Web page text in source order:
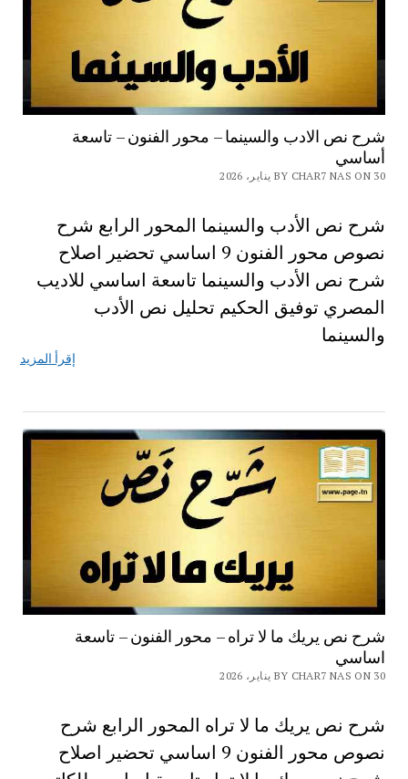
شرح نص الادب والسينما – محور الفنون – تاسعة
أساسي
BY CHAR7 NAS ON 30 يناير، 2026
شرح نص الأدب والسينما المحور الرابع شرح
نصوص محور الفنون 9 اساسي تحضير اصلاح
شرح نص الأدب والسينما تاسعة اساسي للاديب
المصري توفيق الحكيم تحليل نص الأدب
والسينما
إقرأ المزيد
شرح نص يريك ما لا تراه – محور الفنون – تاسعة
اساسي
BY CHAR7 NAS ON 30 يناير، 2026
شرح نص يريك ما لا تراه المحور الرابع شرح
نصوص محور الفنون 9 اساسي تحضير اصلاح